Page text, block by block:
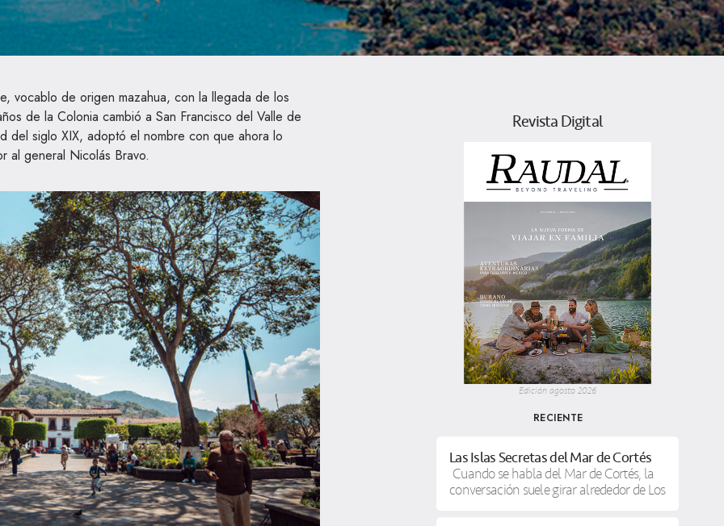
vocablo de origen mazahua, con la llegada de los
de la Colonia cambió a San Francisco del Valle de
del siglo XIX, adoptó el nombre con que ahora lo
al general Nicolás Bravo.
Revista Digital
Edición agosto 2026
RECIENTE
Las Islas Secretas del Mar de Cortés
Cuando se habla del Mar de Cortés, la
conversación suele girar alrededor de Los